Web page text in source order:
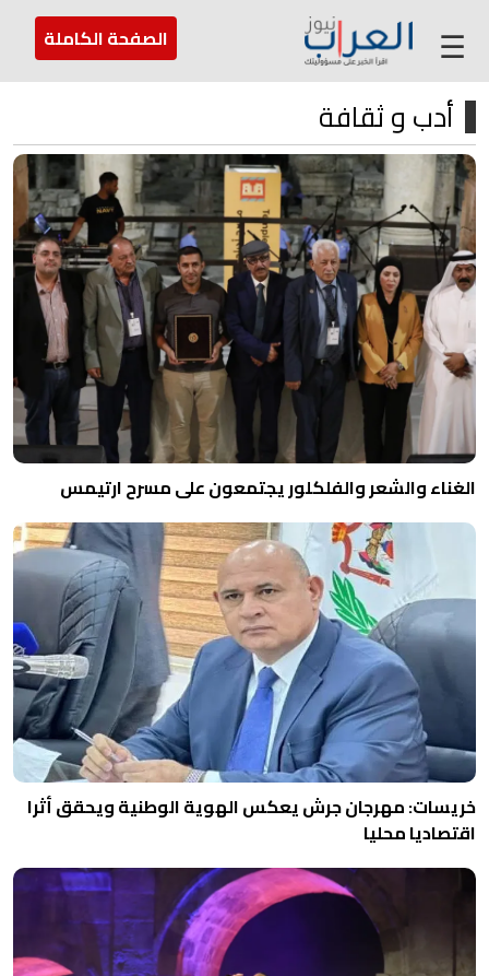
عن العراب ارسل لنا ☰ الصفحة الكاملة
أدب و ثقافة
الغناء والشعر والفلكلور يجتمعون على مسرح ارتيمس
خريسات: مهرجان جرش يعكس الهوية الوطنية ويحقق أثرا
اقتصاديا محليا